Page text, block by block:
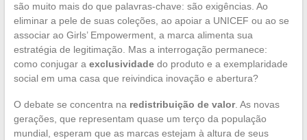
são muito mais do que palavras-chave: são exigências. Ao
eliminar a pele de suas coleções, ao apoiar a UNICEF ou ao se
associar ao Girls’ Empowerment, a marca alimenta sua
estratégia de legitimação. Mas a interrogação permanece:
como conjugar a exclusividadedo produto e a exemplaridade
social em uma casa que reivindica inovação e abertura?
O debate se concentra na redistribuição de valor. As novas
gerações, que representam quase um terço da população
mundial, esperam que as marcas estejam à altura de seus